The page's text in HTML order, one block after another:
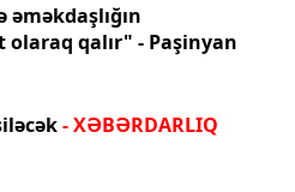
qalır" - Paşinyan
- XƏBƏRDARLIQ